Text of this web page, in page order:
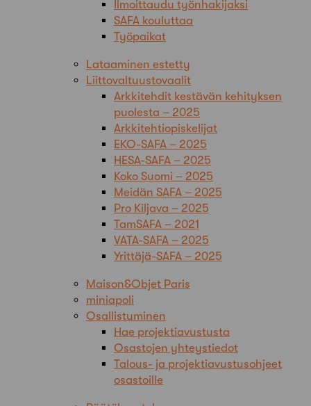
Ilmoittaudu työnhakijaksi
SAFA kouluttaa
Työpaikat
Lataaminen estetty
Liittovaltuustovaalit
Arkkitehdit kestävän kehityksen
puolesta – 2025
Arkkitehtiopiskelijat
EKO-SAFA – 2025
HESA-SAFA – 2025
Koko Suomi – 2025
Meidän SAFA – 2025
Pro Kiljava – 2025
TamSAFA – 2021
VATA-SAFA – 2025
Yrittäjä-SAFA – 2025
Maison&Objet Paris
miniapoli
Osallistuminen
Hae projektiavustusta
Osastojen yhteystiedot
Talous- ja projektiavustusohjeet
osastoille